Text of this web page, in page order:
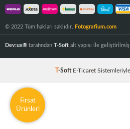
© 2022 Tüm hakları saklıdır. Fotografium.com
Dev:ux® tarafından T-Soft alt yapısı ile
T-Soft E-Ticaret Sistemleriyle
Fırsat
Ürünleri